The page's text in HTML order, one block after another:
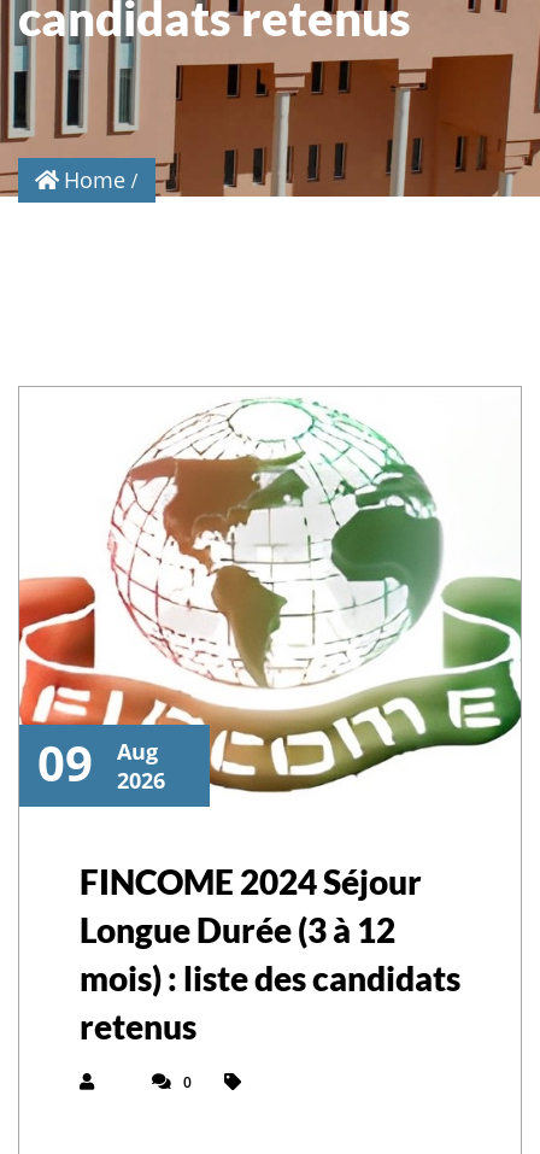
candidats retenus
Home
09
Aug
2026
FINCOME 2024 Séjour
Longue Durée (3 à 12
mois) : liste des candidats
retenus
0